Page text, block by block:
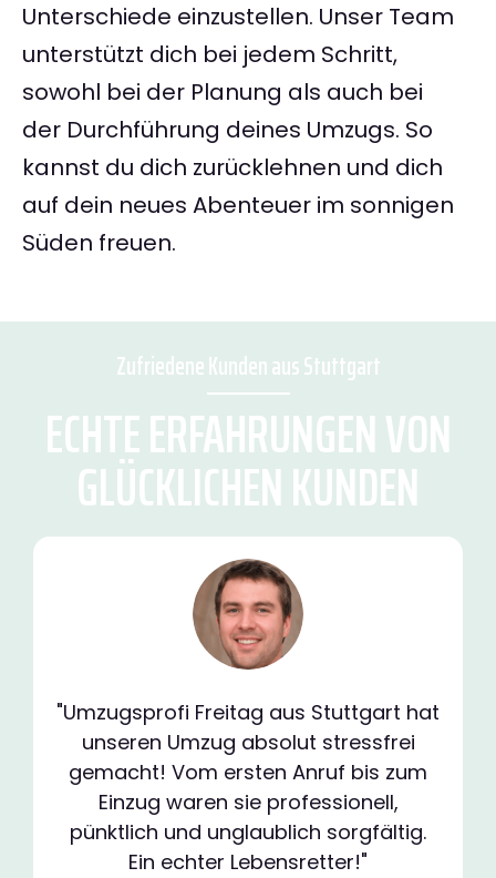
Unterschiede einzustellen. Unser Team
unterstützt dich bei jedem Schritt,
sowohl bei der Planung als auch bei
der Durchführung deines Umzugs. So
kannst du dich zurücklehnen und dich
auf dein neues Abenteuer im sonnigen
Süden freuen.
Zufriedene Kunden aus Stuttgart
ECHTE ERFAHRUNGEN VON
GLÜCKLICHEN KUNDEN
"Umzugsprofi Freitag aus Stuttgart hat
unseren Umzug absolut stressfrei
gemacht! Vom ersten Anruf bis zum
Einzug waren sie professionell,
pünktlich und unglaublich sorgfältig.
Ein echter Lebensretter!"